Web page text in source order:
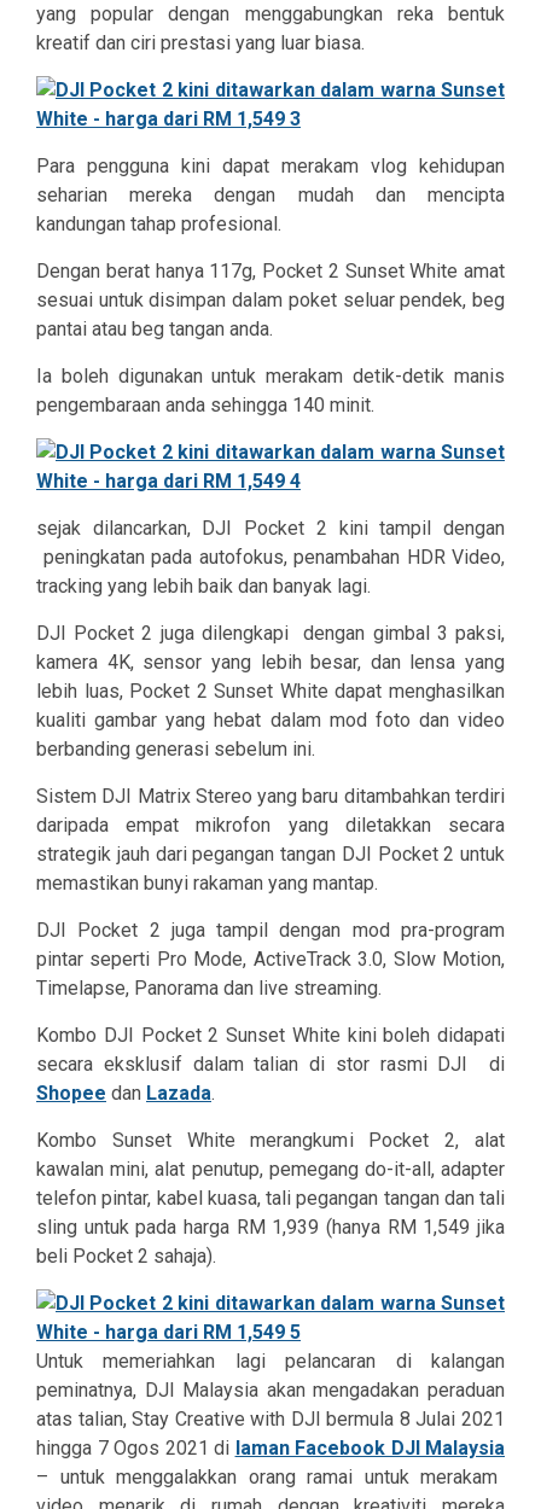
yang popular dengan menggabungkan reka bentuk
kreatif dan ciri prestasi yang luar biasa.
Para pengguna kini dapat merakam vlog kehidupan
seharian mereka dengan mudah dan mencipta
kandungan tahap profesional.
Dengan berat hanya 117g, Pocket 2 Sunset White amat
sesuai untuk disimpan dalam poket seluar pendek, beg
pantai atau beg tangan anda.
Ia boleh digunakan untukmerakam detik-detik manis
pengembaraan anda sehingga 140 minit.
sejak dilancarkan, DJI Pocket 2 kini tampil dengan
peningkatan pada autofokus, penambahan HDR Video,
tracking yang lebih baik dan banyak lagi.
DJI Pocket 2 juga dilengkapi dengan gimbal 3 paksi,
kamera 4K, sensor yang lebih besar, dan lensa yang
lebih luas, Pocket 2 Sunset White dapat menghasilkan
kualiti gambar yang hebat dalam mod foto dan video
berbanding generasi sebelum ini.
Sistem DJI Matrix Stereo yang baru ditambahkan terdiri
daripada empat mikrofon yang diletakkan secara
strategik jauh dari pegangan tangan DJI Pocket 2 untuk
memastikan bunyi rakaman yang mantap.
DJI Pocket 2 juga tampil dengan mod pra-program
pintar seperti Pro Mode, ActiveTrack 3.0, Slow Motion,
Timelapse, Panorama dan live streaming.
Kombo DJI Pocket 2 Sunset White kini boleh didapati
secara eksklusif dalam talian di stor rasmi DJI
di
Shopee dan Lazada.
Kombo Sunset White merangkumi Pocket 2, alat
kawalan mini, alat penutup, pemegang do-it-all,adapter
telefon pintar, kabel kuasa, tali pegangan tangan dan tali
sling untuk pada harga RM 1,939 (hanya RM 1,549 jika
beli Pocket 2 sahaja).
Untuk memeriahkan lagi pelancaran di kalangan
peminatnya, DJI Malaysia akan mengadakan peraduan
atas talian, Stay Creative with DJI bermula 8 Julai 2021
hingga 7 Ogos 2021 di laman Facebook DJI Malaysia
– untuk menggalakkan orang ramai untuk merakam